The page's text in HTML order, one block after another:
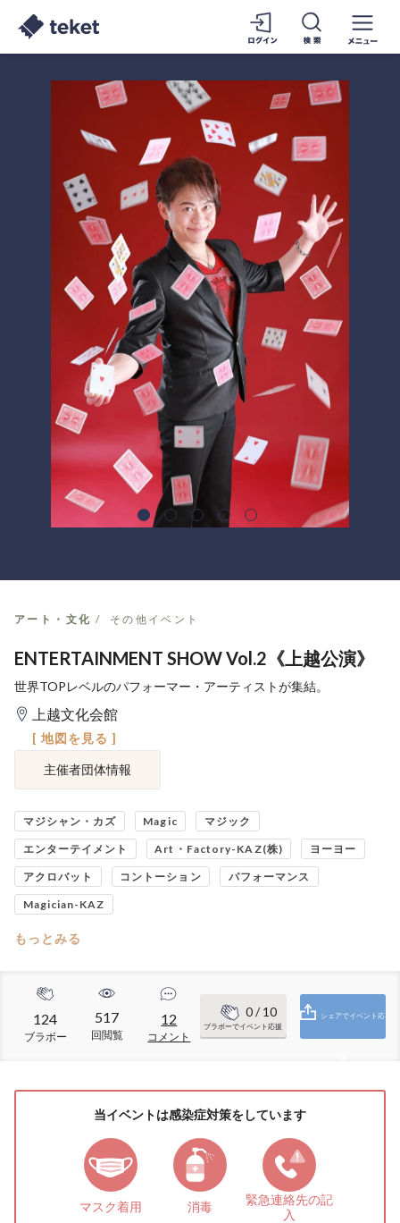
アート・文化 その他イベント
ENTERTAINMENT SHOW Vol.2《上越公演》
世界TOPレベルのパフォーマー・アーティストが集結。
上越文化会館
[ 地図を見る ]
主催者団体情報
マジシャン・カズ Magic マジック
エンターテイメント Art・Factory-KAZ(株) ヨーヨー
アクロバット コントーション パフォーマンス
Magician-KAZ
もっとみる
124
ブラボー
517
回閲覧
12
コメント
0/ 10
ブラボーでイベント応援
シェアでイベント応
当イベントは感染症対策をしています
マスク着用 消毒 緊急連絡先の記
入